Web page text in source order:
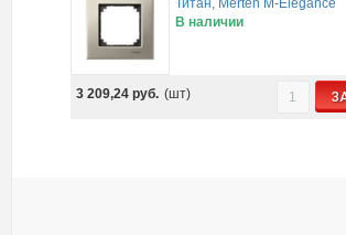
Титан, Merten M-Elegance
В наличии
3 209,24руб. (шт)